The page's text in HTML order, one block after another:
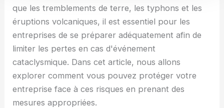
que les tremblements de terre, les typhons et les
éruptions volcaniques, il est essentiel pour les
entreprises de se préparer adéquatement afin de
limiter les pertes en cas d'événement
cataclysmique. Dans cet article, nous allons
explorer comment vous pouvez protéger votre
entreprise face à ces risques en prenant des
mesures appropriées.